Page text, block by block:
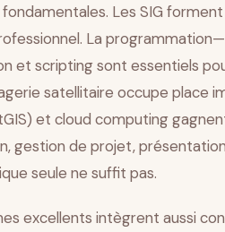
Les SIG
La
et scripting sont essentiels
satellitaire occupe place
et cloud computing
gestion de projet,
seule ne suffit pas.
excellents intègrent aussi